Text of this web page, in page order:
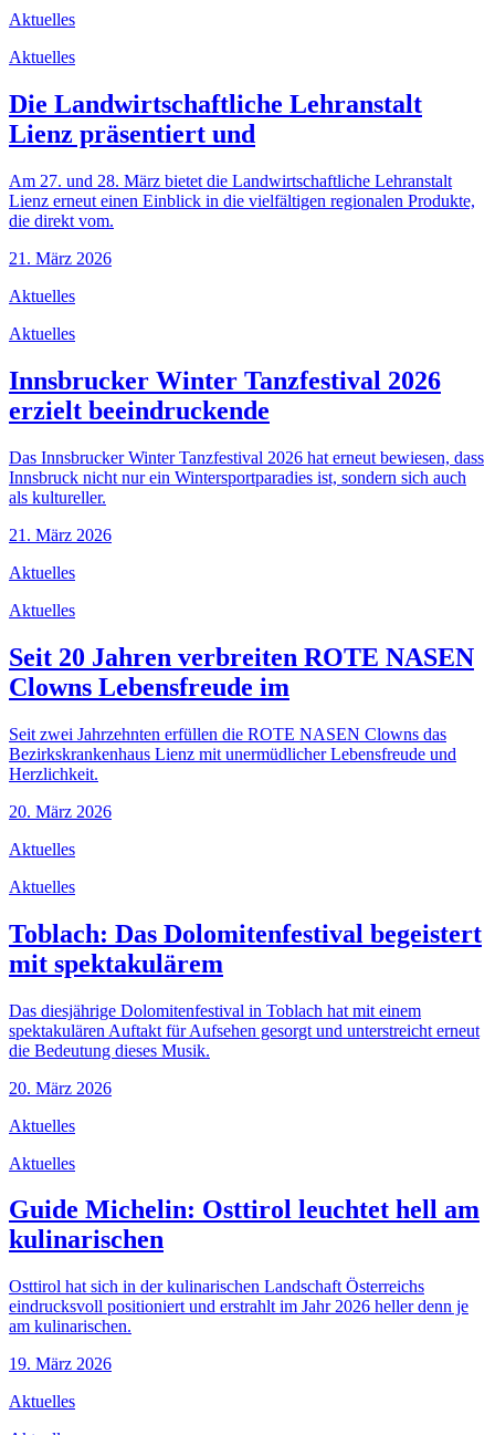
Aktuelles
Aktuelles
Die Landwirtschaftliche Lehranstalt
Lienz präsentiert und
Am 27. und 28. März bietet die Landwirtschaftliche Lehranstalt
Lienz erneut einen Einblick in die vielfältigen regionalen Produkte,
die direkt vom.
21. März 2026
Aktuelles
Aktuelles
Innsbrucker Winter Tanzfestival 2026
erzielt beeindruckende
Das Innsbrucker Winter Tanzfestival 2026 hat erneut bewiesen, dass
Innsbruck nicht nur ein Wintersportparadies ist, sondern sich auch
als kultureller.
21. März 2026
Aktuelles
Aktuelles
Seit 20 Jahren verbreiten ROTE NASEN
Clowns Lebensfreude im
Seit zwei Jahrzehnten erfüllen die ROTE NASEN Clowns das
Bezirkskrankenhaus Lienz mit unermüdlicher Lebensfreude und
Herzlichkeit.
20. März 2026
Aktuelles
Aktuelles
Toblach: Das Dolomitenfestival begeistert
mit spektakulärem
Das diesjährige Dolomitenfestival in Toblach hat mit einem
spektakulären Auftakt für Aufsehen gesorgt und unterstreicht erneut
die Bedeutung dieses Musik.
20. März 2026
Aktuelles
Aktuelles
Guide Michelin: Osttirol leuchtet hell am
kulinarischen
Osttirol hat sich in der kulinarischen Landschaft Österreichs
eindrucksvoll positioniert und erstrahlt im Jahr 2026 heller denn je
am kulinarischen.
19. März 2026
Aktuelles